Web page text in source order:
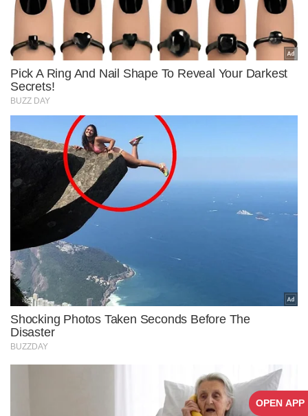
OPEN APP